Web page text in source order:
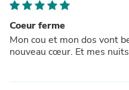
Coeur ferme
Mon cou et mon dos vont
nouveau cœur. Et mes